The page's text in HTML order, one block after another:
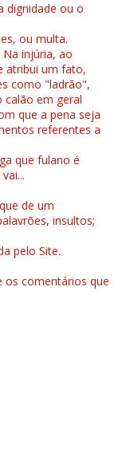
dignidade ou o
ou multa.
Na injúria, ao
atribui um fato,
como "ladrão",
calão em geral
que a pena seja
referentes a
que fulano é
de um
insultos;
pelo Site.
os comentários que